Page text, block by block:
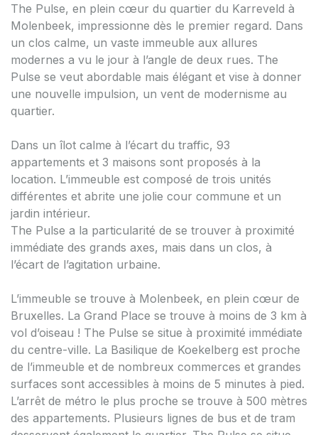
The Pulse, en plein cœur du quartier du Karreveld à
Molenbeek, impressionne dès le premier regard. Dans
un clos calme, un vaste immeuble aux allures
modernes a vu le jour à l’angle de deux rues. The
Pulse se veut abordable mais élégant et vise à donner
une nouvelle impulsion, un vent de modernisme au
quartier.
Dans un îlot calme à l’écart du traffic, 93
appartements et 3 maisons sont proposés à la
location. L’immeuble est composé de trois unités
différentes et abrite une jolie cour commune et un
jardin intérieur.
The Pulse a la particularité de se trouver à proximité
immédiate des grands axes, mais dans un clos, à
l’écart de l’agitation urbaine.
L’immeuble se trouve à Molenbeek, en plein cœur de
Bruxelles. La Grand Place se trouve à moins de 3 km à
vol d’oiseau ! The Pulse se situe à proximité immédiate
du centre-ville. La Basilique de Koekelberg est proche
de l’immeuble et de nombreux commerces et grandes
surfaces sont accessibles à moins de 5 minutes à pied.
L’arrêt de métro le plus proche se trouve à 500 mètres
des appartements. Plusieurs lignes de bus et de tram